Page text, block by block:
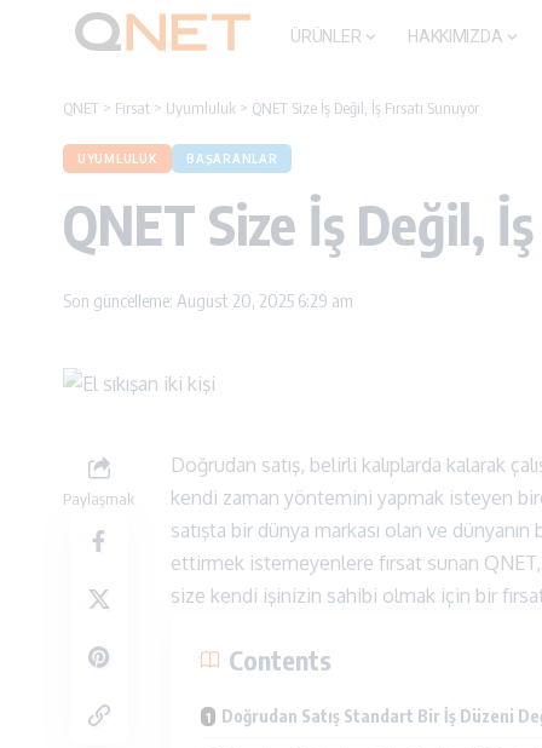
ÜRÜNLER HAKKIMIZDA
QNET > Fırsat > Uyumluluk > QNET Size İş Değil, İş Fırsatı Sunuyor
UYUMLULUK BAŞARANLAR
QNET Size İş Değil,
Son güncelleme: August 20, 2025 6:29 am
Paylaşmak
Doğrudan satış, belirli kalıplarda kalarak
kendi zaman yöntemini yapmak isteyen
satışta bir dünya markası olan ve dünyanın
ettirmek istemeyenlere fırsat sunan
size kendi işinizin sahibi olmak için bir
Contents
Doğrudan Satış Standart Bir İş Düzeni